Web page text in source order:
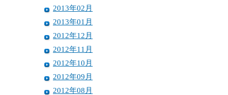
2013年02月
2013年01月
2012年12月
2012年11月
2012年10月
2012年09月
2012年08月